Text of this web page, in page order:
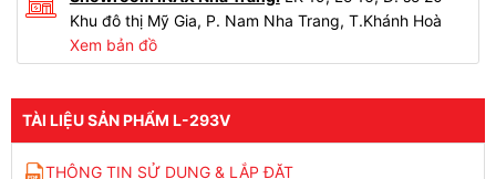
Khu đô thị Mỹ Gia, P. Nam Nha Trang, T.Khánh Hoà
Xem bản đồ
TÀI LIỆU SẢN PHẨM L-293V
THÔNG TIN SỬ DỤNG & LẮP ĐẶT